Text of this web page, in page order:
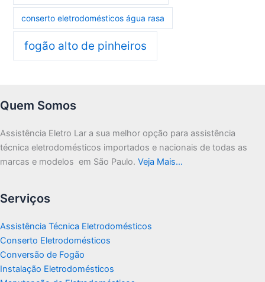
conserto eletrodomésticos água rasa
fogão alto de pinheiros
Quem Somos
Assistência Eletro Lar a sua melhor opção para assistência
técnica eletrodomésticos importados e nacionais de todas as
marcas e modelos em São Paulo. Veja Mais…
Serviços
Assistência Técnica Eletrodomésticos
Conserto Eletrodomésticos
Conversão de Fogão
Instalação Eletrodomésticos